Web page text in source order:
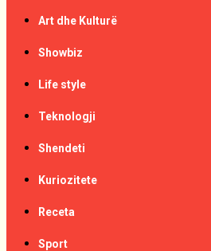
Art dhe Kulturë
Showbiz
Life style
Teknologji
Shendeti
Kuriozitete
Receta
Sport